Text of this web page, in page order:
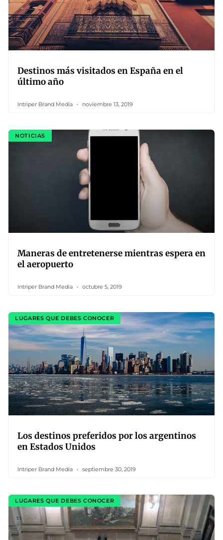
Destinos más visitados en España en el
último año
Intriper Brand Media noviembre 13, 2019
NOTICIAS
Maneras de entretenerse mientras espera en
el aeropuerto
Intriper Brand Media octubre 5, 2019
LUGARES QUE DEBES CONOCER
Los destinos preferidos por los argentinos
en Estados Unidos
Intriper Brand Media septiembre 30, 2019
LUGARES QUE DEBES CONOCER